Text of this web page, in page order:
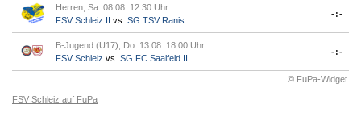
Herren, Sa. 08.08. 12:30 Uhr
FSV Schleiz II vs. SG TSV Ranis
-:-
B-Jugend (U17), Do. 13.08. 18:00 Uhr
FSV Schleiz vs. SG FC Saalfeld II
-:-
© FuPa-Widget
FSV Schleiz auf FuPa